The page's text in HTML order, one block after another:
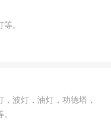
。
波灯，油灯，功德塔，